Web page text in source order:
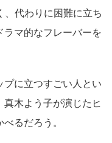
代わりに困難に立ち
マ的なフレーバーを
プに立つすごい人とい
木よう子が演じたヒ
るだろう。